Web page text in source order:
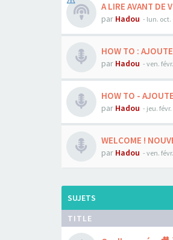
A LIRE AVANT DE
par Hadou - lun. oct.
HOW TO :
par Hadou - ven.
HOW TO -
par Hadou - jeu.
WELCOME !
par Hadou - ven.
SUJETS
TITLE